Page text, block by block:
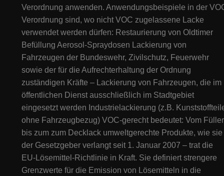
Verordnung anwenden. Anwendungsbeispiele in der
Verordnung sind, wo nicht VOC zugelassene Lacke
verwendet werden dürfen: Restaurierung von Oldtimer
Befüllung Aerosol-Spraydosen Lackierung von
Fahrzeugen der Bundeswehr, Zivilschutz, Feuerwehr
sowie der für die Aufrechterhaltung der Ordnung
zuständigen Kräfte – Lackierung von Fahrzeugen, die im
öffentlichen Dienst ausschließlich im Stadtgebiet
eingesetzt werden Industrielackierung (z.B.
ohne Fahrzeugbezug) VOC-gerecht bedeutet: Vom Füller
bis zum zum Decklack umweltgerechte Produkte, wie sie
der Gesetzgeber verlangt seit 1. Januar 2007 – trat die
EU-Lösemittel-Richtlinie in Kraft. Sie definiert strengere
Grenzwerte für die Emission von Lösemitteln in die